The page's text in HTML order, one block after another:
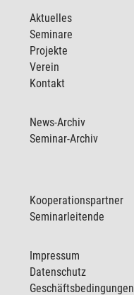
Aktuelles
Seminare
Projekte
Verein
Kontakt
News-Archiv
Seminar-Archiv
Kooperationspartner
Seminarleitende
Impressum
Datenschutz
Geschäftsbedingungen